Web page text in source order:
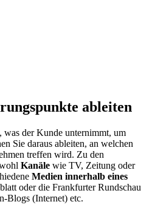
ableiten
was der Kunde unternimmt, um
Sie daraus ableiten, an welchen
treffen wird. Zu den
Kanäle wie TV, Zeitung oder
Medien innerhalb eines
oder die Frankfurter Rundschau
Blogs (Internet) etc.